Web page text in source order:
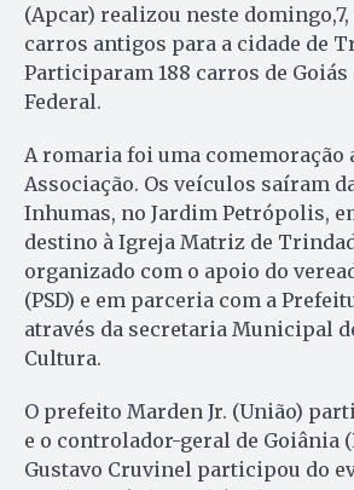
(Apcar) realizou neste domingo,7,
carros antigos para a cidade de
Participaram 188 carros de
Federal.
A romaria foi uma comemoração
Associação. Os veículos saíram
Inhumas, no Jardim Petrópolis,
destino à Igreja Matriz de
organizado com o apoio do
(PSD) e em parceria com a
através da secretaria Municipal
Cultura.
O prefeito Marden Jr. (União)
e o controlador-geral de Goiânia
Gustavo Cruvinel participou do